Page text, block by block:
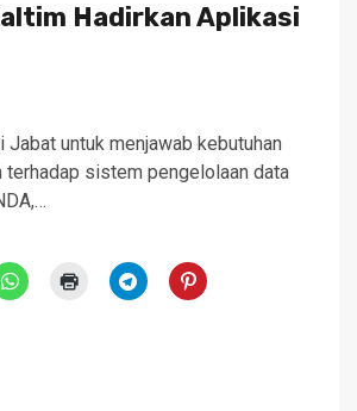
Hadirkan Aplikasi
Jabat untuk menjawab kebutuhan
terhadap sistem pengelolaan data